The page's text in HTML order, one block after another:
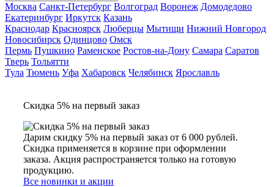
Москва Санкт-Петербург Волгоград Воронеж Домодедово
Екатеринбург Иркутск Казань
Краснодар Красноярск Люберцы Мытищи Нижний Новгород
Новосибирск Одинцово Омск
Пермь Пушкино Раменское Ростов-на-Дону Самара Саратов
Тверь Тольятти
Тула Тюмень Уфа Хабаровск Челябинск Ярославль
Скидка 5% на первый заказ
Дарим скидку 5% на первый заказ от 6 000 рублей.
Скидка применяется в корзине при оформлении
заказа. Акция распространяется только на готовую
продукцию.
Все новинки и акции